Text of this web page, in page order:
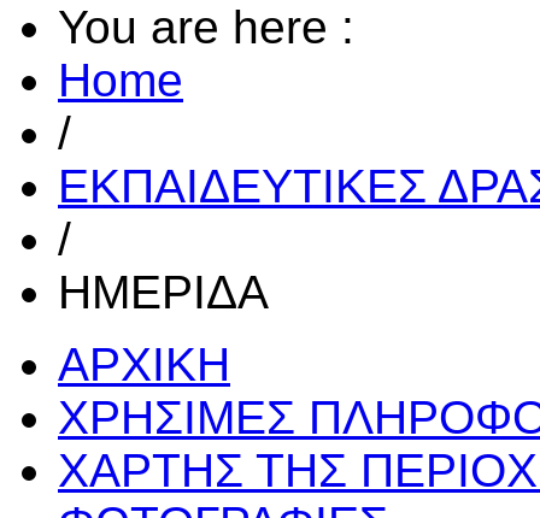
You are here :
Home
/
ΕΚΠΑΙΔΕΥΤΙΚΕΣ
/
ΗΜΕΡΙΔΑ
ΑΡΧΙΚΗ
ΧΡΗΣΙΜΕΣ
ΧΑΡΤΗΣ ΤΗΣ